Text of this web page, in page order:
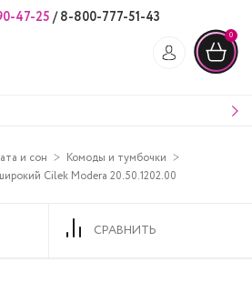
47-25 /8-800-777-51-43
0
и сон
Комоды и тумбочки
Cilek Modera 20.50.1202.00
СРАВНИТЬ